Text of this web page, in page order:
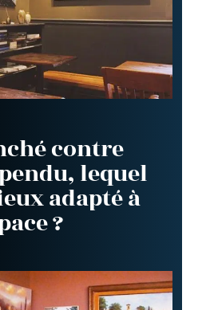
contre
lequel
adapté à
?